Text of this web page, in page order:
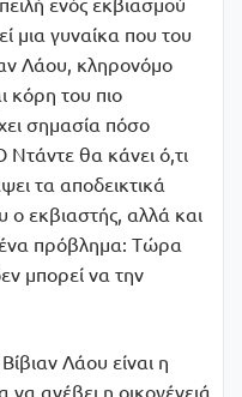
µια γυναίκα που του
Λάου, κληρονόµο
κόρη του πιο
σηµασία πόσο
Ντάντε θα κάνει ό,τι
τα αποδεικτικά
ο εκβιαστής, αλλά και
πρόβλημα: Tώρα
µπορεί να την
Λάου είναι η
να ανέβει η οικογένειά